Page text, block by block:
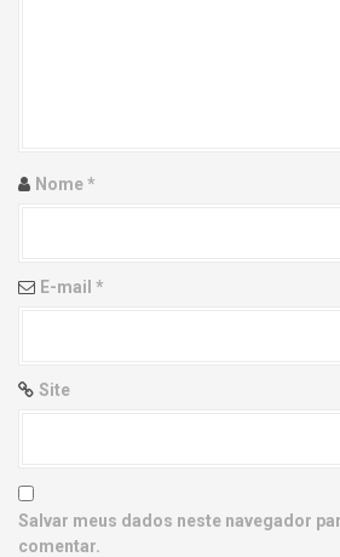
i
n
Nome*
E-mail *
Site
Salvar meus dados neste navegador
comentar.